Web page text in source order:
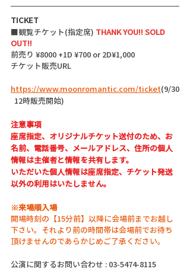
TICKET
■観覧チケット(指定席) THANK YOU!! SOLD
OUT!!
前売り ¥8000 +1D ¥700 or 2D¥1,000
チケット販売URL
https://www.moonromantic.com/ticket(9/30
  12時販売開始)
注意事項
座席指定、オリジナルチケット送付のため、お
名前、電話番号、メールアドレス、住所の個人
情報は主催者と情報を共有します。
いただいた個人情報は座席指定、チケット発送
以外の利用はいたしません。
※来場順入場
開場時刻の【15分前】以降に会場前までお越し
下さい。それより前の時間帯は会場前でお待ち
頂けませんのであらかじめご了承ください。
公演に関するお問い合わせ : 03-5474-8115